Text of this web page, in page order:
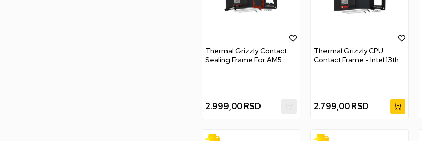
Thermal Grizzly Contact
Sealing Frame For AM5
2.999,00RSD
Thermal Grizzly CPU
Contact Frame - Intel 13th
2.799,00 RSD